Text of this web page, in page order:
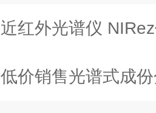
近红外光谱仪
低价销售光谱式成